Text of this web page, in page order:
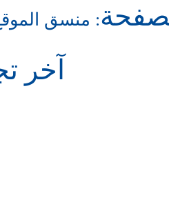
: منسق
آخر